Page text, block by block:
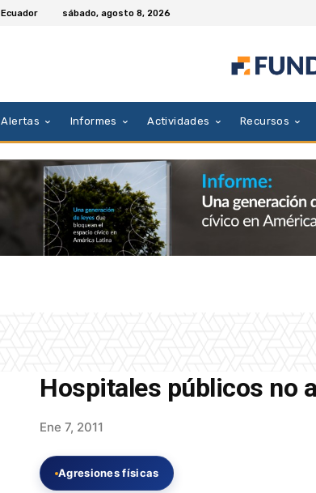
Ecuador sábado, agosto 8, 2026
Alertas Informes Actividades Recursos
Hospitales públicos no
Ene 7, 2011
Agresiones físicas